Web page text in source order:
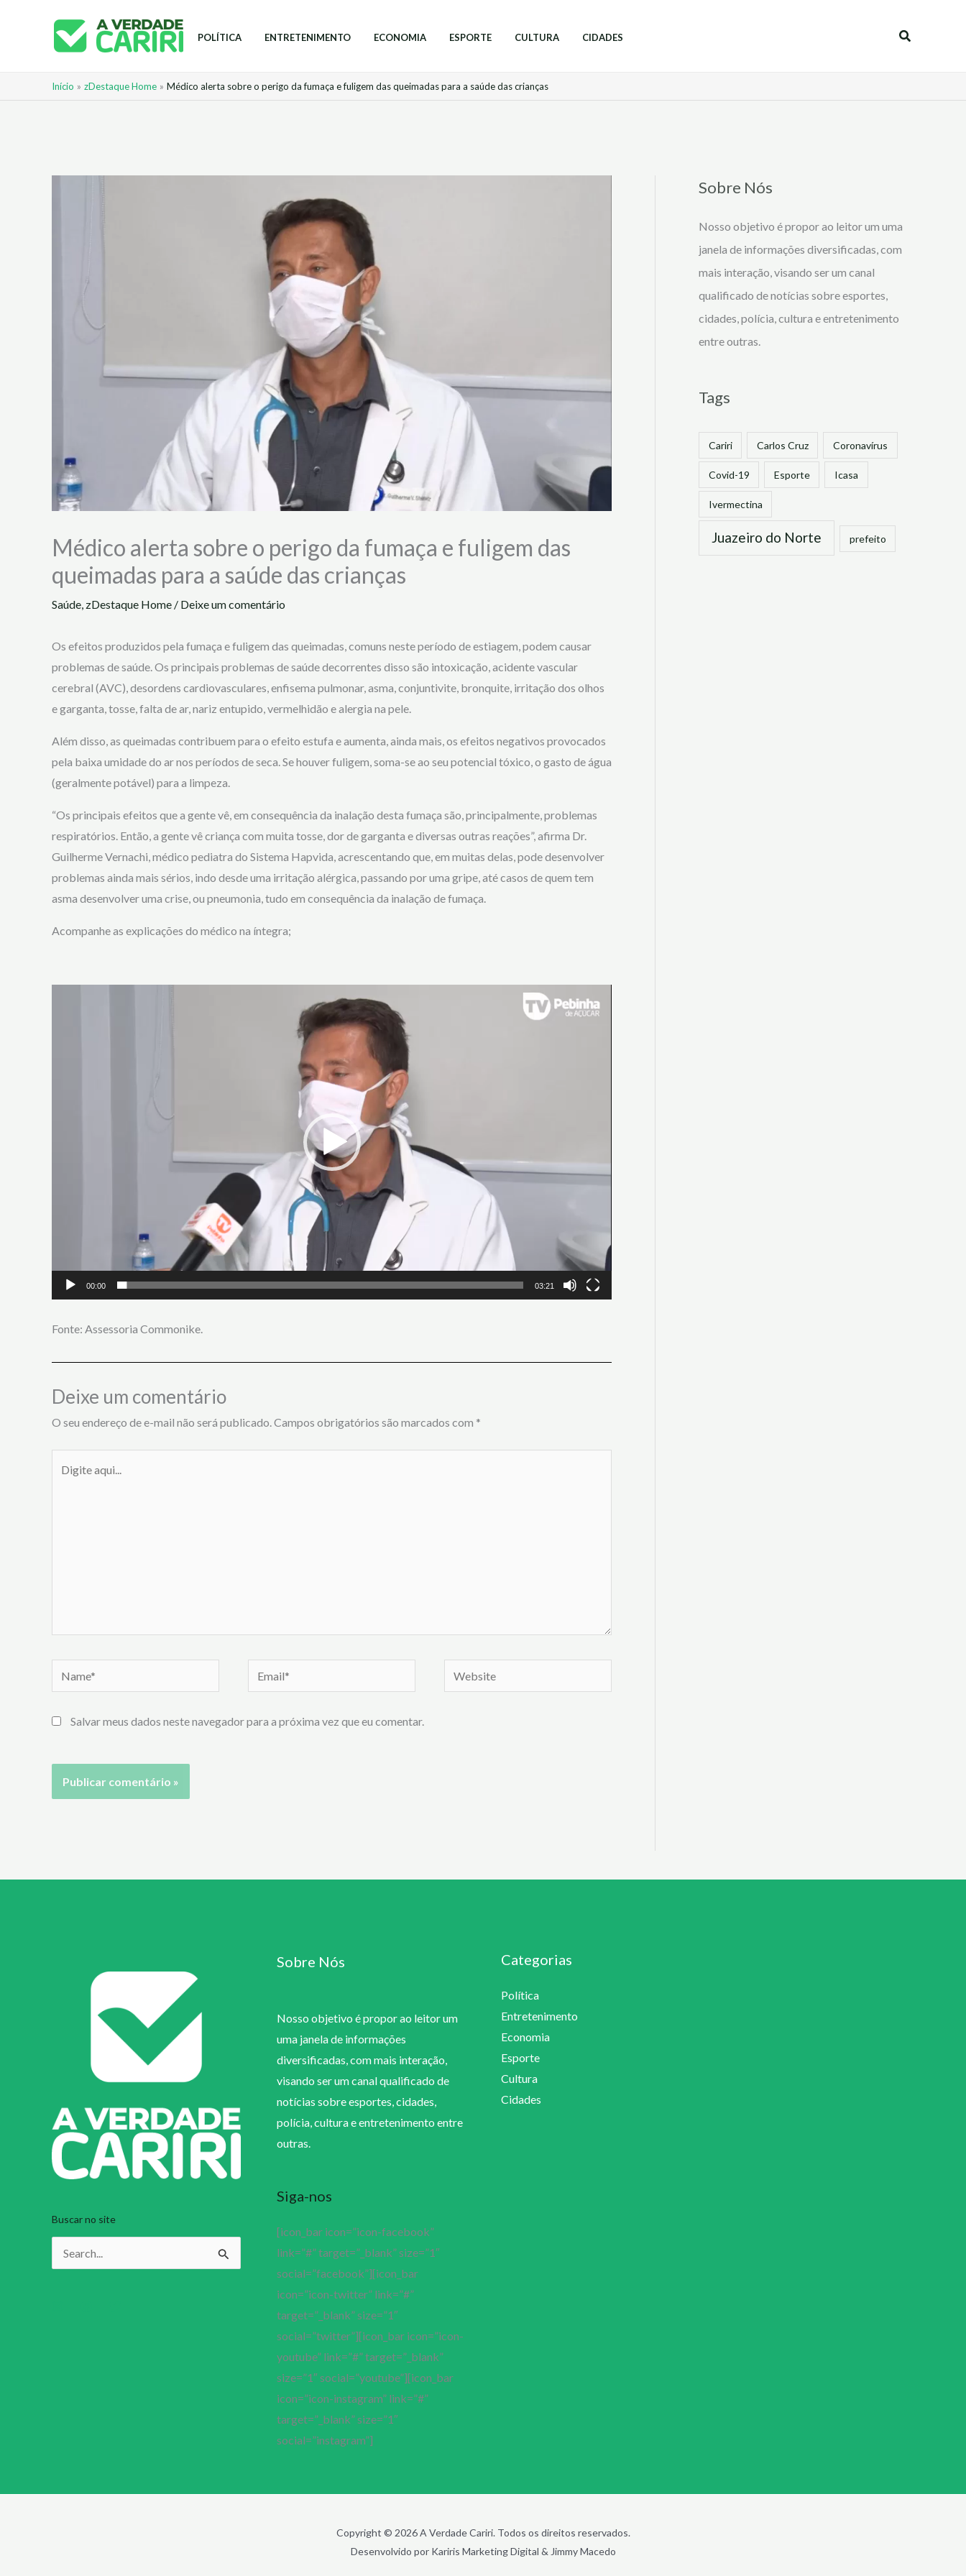
POLÍTICA ENTRETENIMENTO ECONOMIA ESPORTE CULTURA CIDADES Pesquisar
Início zDestaque Home Médico alerta sobre o perigo da fumaça e fuligem das queimadas para a saúde das crianças
Médico alerta sobre o perigo da fumaça e fuligem das
queimadas para a saúde das crianças
Saúde, zDestaque Home / Deixe um comentário
Os efeitos produzidos pela fumaça e fuligem das queimadas, comuns neste período de estiagem, podem causar
problemas de saúde. Os principais problemas de saúde decorrentes disso são intoxicação, acidente vascular
cerebral (AVC), desordens cardiovasculares, enfisema pulmonar, asma, conjuntivite, bronquite, irritação dos olhos
e garganta, tosse, falta de ar, nariz entupido, vermelhidão e alergia na pele.
Além disso, as queimadas contribuem para o efeito estufa e aumenta, ainda mais, os efeitos negativos provocados
pela baixa umidade do ar nos períodos de seca. Se houver fuligem, soma-se ao seu potencial tóxico, o gasto de água
(geralmente potável) para a limpeza.
“Os principais efeitos que a gente vê, em consequência da inalação desta fumaça são, principalmente, problemas
respiratórios. Então, a gente vê criança com muita tosse, dor de garganta e diversas outras reações”, afirma Dr.
Guilherme Vernachi, médico pediatra do Sistema Hapvida, acrescentando que, em muitas delas, pode desenvolver
problemas ainda mais sérios, indo desde uma irritação alérgica, passando por uma gripe, até casos de quem tem
asma desenvolver uma crise, ou pneumonia, tudo em consequência da inalação de fumaça.
Acompanhe as explicações do médico na íntegra;
00:00 03:21
Fonte: Assessoria Commonike.
Deixe um comentário
O seu endereço de e-mail não será publicado.Campos obrigatórios são marcados com *
aqui...
Name* Email* Website
Salvar meus dados neste navegador para a próxima vez que eu comentar.
Sobre Nós
Nosso objetivo é propor ao leitor um uma
janela de informações diversificadas, com
mais interação, visando ser um canal
qualificado de notícias sobre esportes,
cidades, polícia, cultura e entretenimento
entre outras.
Tags
Cariri Carlos Cruz Coronavírus
Covid-19 Esporte Icasa
Ivermectina
Juazeiro do Norte prefeito
Buscar no site
Pesquisar
Sobre Nós
Nosso objetivo é propor ao leitor um
uma janela de informações
diversificadas, com mais interação,
visando ser um canal qualificado de
notícias sobre esportes, cidades,
polícia, cultura e entretenimento entre
outras.
Siga-nos
[icon_bar icon=”icon-facebook”
link=”#” target=”_blank” size=”1″
social=”facebook”][icon_bar
icon=”icon-twitter” link=”#”
target=”_blank” size=”1″
social=”twitter”][icon_bar icon=”icon-
youtube” link=”#” target=”_blank”
size=”1″ social=”youtube”][icon_bar
icon=”icon-instagram” link=”#”
target=”_blank” size=”1″
social=”instagram”]
Categorias
Política
Entretenimento
Economia
Esporte
Cultura
Cidades
Copyright © 2026 A Verdade Cariri. Todos os direitos reservados.
Desenvolvido por Kariris Marketing Digital & Jimmy Macedo